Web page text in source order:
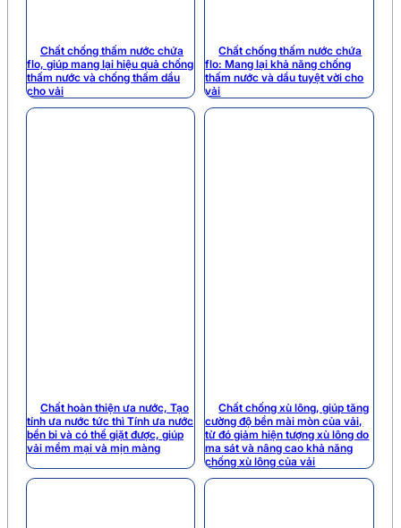
Chất chống thấm nước chứa
flo, giúp mang lại hiệu quả chống
thấm nước và chống thấm dầu
cho vải
Chất chống thấm nước chứa
flo: Mang lại khả năng chống
thấm nước và dầu tuyệt vời cho
vải
Chất hoàn thiện ưa nước, Tạo
tính ưa nước tức thì Tính ưa nước
bền bỉ và có thể giặt được, giúp
vải mềm mại và mịn màng
Chất chống xù lông, giúp tăng
cường độ bền mài mòn của vải,
từ đó giảm hiện tượng xù lông do
ma sát và nâng cao khả năng
chống xù lông của vải